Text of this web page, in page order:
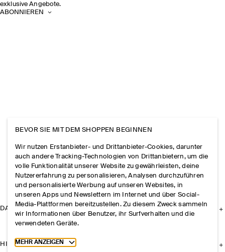
exklusive Angebote.
ABONNIEREN
DAS UNTERNEHMEN
HILFE
BEVOR SIE MIT DEM SHOPPEN BEGINNEN
Wir nutzen Erstanbieter- und Drittanbieter-Cookies, darunter
auch andere Tracking-Technologien von Drittanbietern, um die
volle Funktionalität unserer Website zu gewährleisten, deine
Nutzererfahrung zu personalisieren, Analysen durchzuführen
und personalisierte Werbung auf unseren Websites, in
unseren Apps und Newslettern im Internet und über Social-
Media-Plattformen bereitzustellen. Zu diesem Zweck sammeln
wir Informationen über Benutzer, ihr Surfverhalten und die
verwendeten Geräte.
Toggle more cookie information
MEHR ANZEIGEN